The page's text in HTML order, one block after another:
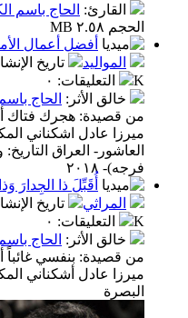
القارئ: الحاج باسم
الحجم ٢.٥٨ MB
أفضل أعمال
المواليد
تاريخ
K
التعليقات: ٠
خالق الأثر : الحاج
من قصيدة: هجرك فتاك
ميرزا عادل اشكناني
العاشور- العراق
فرجه)- ٢٠١٨
أُقَبِّلَ ذا الجِدارَ وَذا
المراثي
تاريخ
K
التعليقات: ٠
خالق الأثر : الحاج
من قصيدة: بنفسي غائباً
ميرزا عادل أشكناني
البصرة